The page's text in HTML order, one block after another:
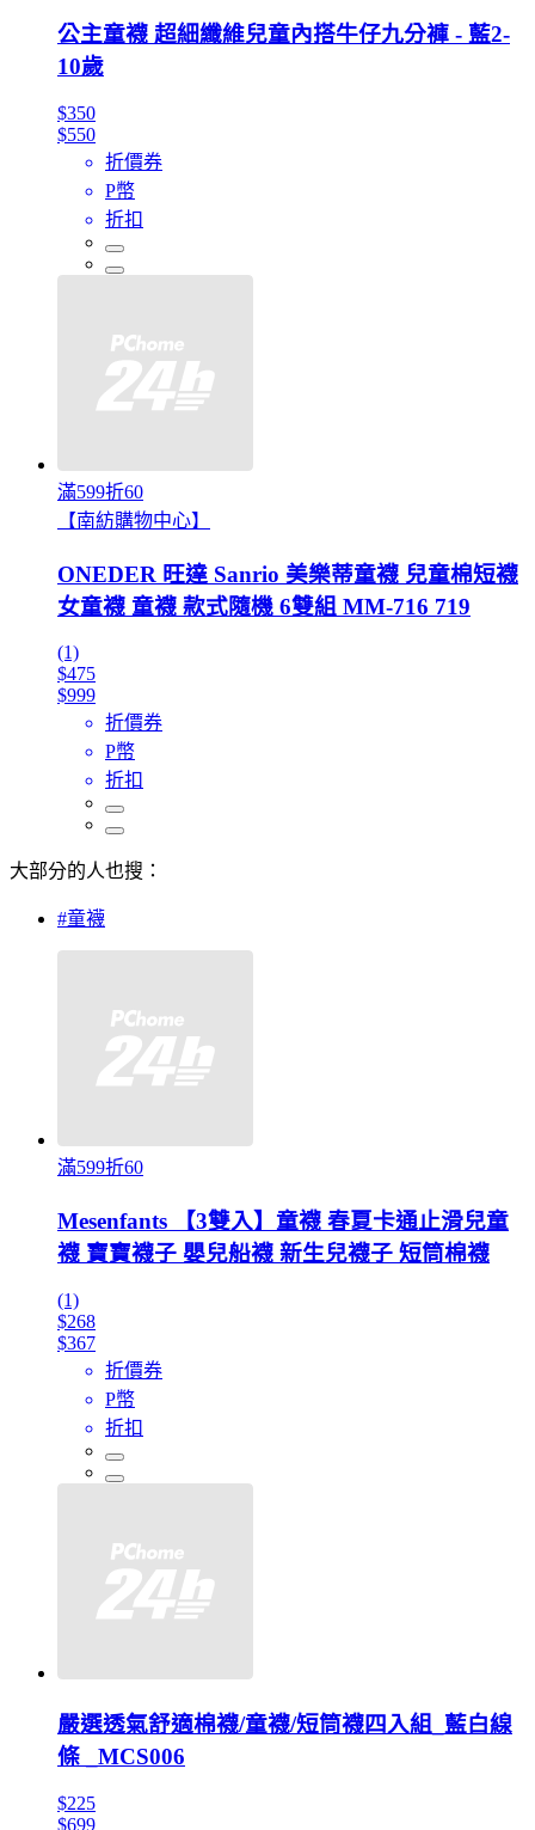
公主童襪 超細纖維兒童內搭牛仔九分褲 - 藍2-
10歲
$350
$550
折價券
P幣
折扣
滿599折60
【南紡購物中心】
ONEDER 旺達 Sanrio 美樂蒂童襪 兒童棉短襪
女童襪 童襪 款式隨機 6雙組 MM-716 719
(1)
$475
$999
折價券
P幣
折扣
大部分的人也搜：
#童襪
滿599折60
Mesenfants 【3雙入】童襪 春夏卡通止滑兒童
襪 寶寶襪子 嬰兒船襪 新生兒襪子 短筒棉襪
(1)
$268
$367
折價券
P幣
折扣
嚴選透氣舒適棉襪/童襪/短筒襪四入組_藍白線
條 _MCS006
$225
$699